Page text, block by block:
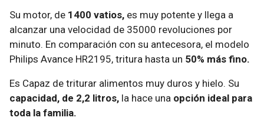
Su motor, de 1400 vatios, es muy potente y llega a
alcanzar una velocidad de 35000 revoluciones por
minuto. En comparación con su antecesora, el modelo
Philips Avance HR2195, tritura hasta un 50% más fino.
Es Capaz de triturar alimentos muy duros y hielo. Su
capacidad, de 2,2 litros, la hace una opción ideal para
toda la familia.